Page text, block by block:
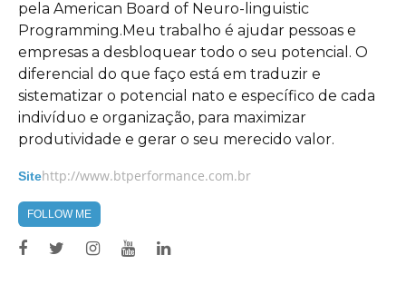
pela American Board of Neuro-linguistic
Programming.Meu trabalho é ajudar pessoas e
empresas a desbloquear todo o seu potencial. O
diferencial do que faço está em traduzir e
sistematizar o potencial nato e específico de cada
indivíduo e organização, para maximizar
produtividade e gerar o seu merecido valor.
Sitehttp://www.btperformance.com.br
FOLLOW ME